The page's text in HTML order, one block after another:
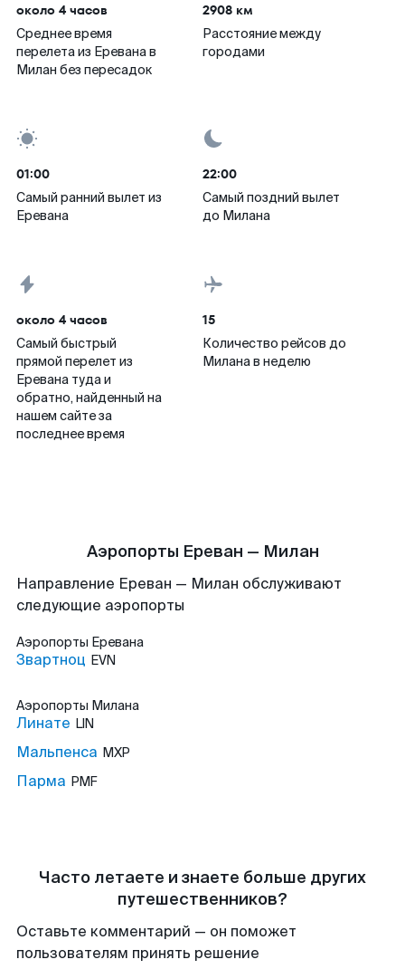
около 4 часов
Среднее время
перелета из Еревана в
Милан без пересадок
2908 км
Расстояние между
городами
01:00
Самый ранний вылет из
Еревана
22:00
Самый поздний вылет
до Милана
около 4 часов
Самый быстрый
прямой перелет из
Еревана туда и
обратно, найденный на
нашем сайте за
последнее время
15
Количество рейсов до
Милана в неделю
Аэропорты Ереван — Милан
Направление Ереван — Милан обслуживают
следующие аэропорты
Аэропорты Еревана
Звартноц EVN
Аэропорты Милана
Линате LIN
Мальпенса MXP
Парма PMF
Часто летаете и знаете больше других
путешественников?
Оставьте комментарий — он поможет
пользователям принять решение